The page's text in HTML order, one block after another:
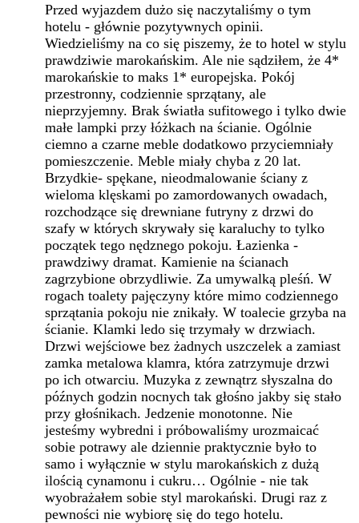
Przed wyjazdem dużo się naczytaliśmy o tym
hotelu - głównie pozytywnych opinii.
Wiedzieliśmy na co się piszemy, że to hotel w stylu
prawdziwie marokańskim. Ale nie sądziłem, że 4*
marokańskie to maks 1* europejska. Pokój
przestronny, codziennie sprzątany, ale
nieprzyjemny. Brak światła sufitowego i tylko dwie
małe lampki przy łóżkach na ścianie. Ogólnie
ciemno a czarne meble dodatkowo przyciemniały
pomieszczenie. Meble miały chyba z 20 lat.
Brzydkie- spękane, nieodmalowanie ściany z
wieloma klęskami po zamordowanych owadach,
rozchodzące się drewniane futryny z drzwi do
szafy w których skrywały się karaluchy to tylko
początek tego nędznego pokoju. Łazienka -
prawdziwy dramat. Kamienie na ścianach
zagrzybione obrzydliwie. Za umywalką pleśń. W
rogach toalety pajęczyny które mimo codziennego
sprzątania pokoju nie znikały. W toalecie grzyba na
ścianie. Klamki ledo się trzymały w drzwiach.
Drzwi wejściowe bez żadnych uszczelek a zamiast
zamka metalowa klamra, która zatrzymuje drzwi
po ich otwarciu. Muzyka z zewnątrz słyszalna do
późnych godzin nocnych tak głośno jakby się stało
przy głośnikach. Jedzenie monotonne. Nie
jesteśmy wybredni i próbowaliśmy urozmaicać
sobie potrawy ale dziennie praktycznie było to
samo i wyłącznie w stylu marokańskich z dużą
ilością cynamonu i cukru… Ogólnie - nie tak
wyobrażałem sobie styl marokański. Drugi raz z
pewności nie wybiorę się do tego hotelu.